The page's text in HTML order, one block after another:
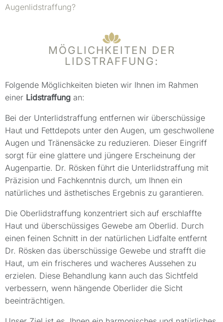
Augenlidstraffung?
MÖGLICHKEITEN DER
LIDSTRAFFUNG:
Folgende Möglichkeiten bieten wir Ihnen im Rahmen
einer Lidstraffung an:
Bei der Unterlidstraffung entfernen wir überschüssige
Haut und Fettdepots unter den Augen, um geschwollene
Augen und Tränensäcke zu reduzieren. Dieser Eingriff
sorgt für eine glattere und jüngere Erscheinung der
Augenpartie. Dr. Rösken führt die Unterlidstraffung mit
Präzision und Fachkenntnis durch, um Ihnen ein
natürliches und ästhetisches Ergebnis zu garantieren.
Die Oberlidstraffung konzentriert sich auf erschlaffte
Haut und überschüssiges Gewebe am Oberlid. Durch
einen feinen Schnitt in der natürlichen Lidfalte entfernt
Dr. Rösken das überschüssige Gewebe und strafft die
Haut, um ein frischeres und wacheres Aussehen zu
erzielen. Diese Behandlung kann auch das Sichtfeld
verbessern, wenn hängende Oberlider die Sicht
beeinträchtigen.